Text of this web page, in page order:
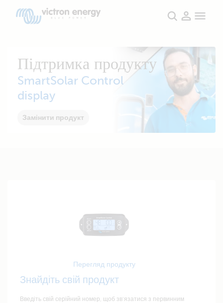
Підтримка продукту
SmartSolar Control
display
Замінити продукт
Перегляд продукту
Знайдіть свій продукт
Введіть свій серійний номер, щоб зв’язатися з первинним